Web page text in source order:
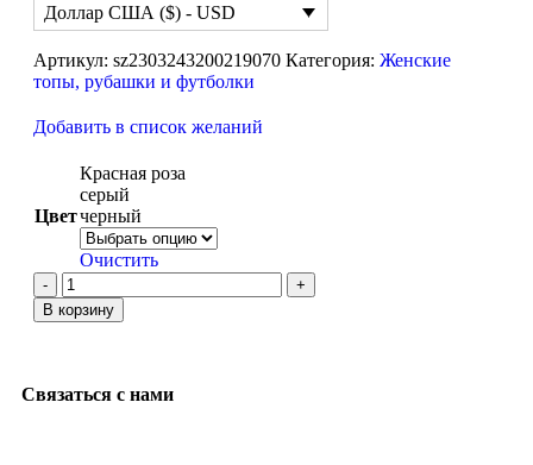
Доллар США ($) - USD
Артикул: sz2303243200219070 Категория: Женские
топы, рубашки и футболки
Добавить в список желаний
Цвет
Красная роза
серый
черный
Очистить
В корзину
Связаться с нами